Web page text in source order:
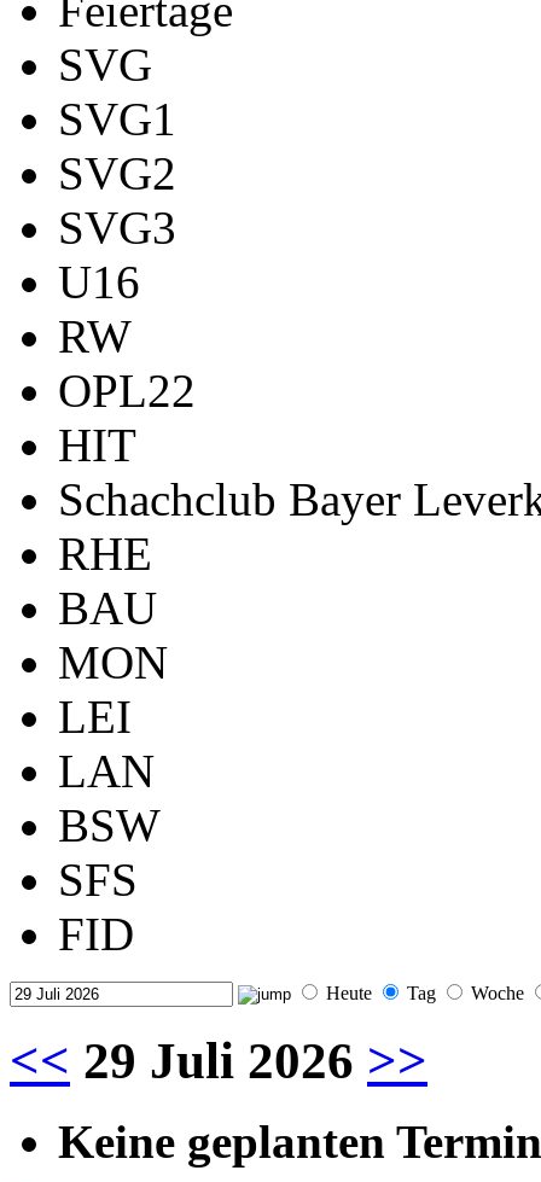
Feiertage
SVG
SVG1
SVG2
SVG3
U16
RW
OPL22
HIT
Schachclub Bayer
RHE
BAU
MON
LEI
LAN
BSW
SFS
FID
Heute Tag Woche
<< 29 Juli 2026 >>
Keine geplanten